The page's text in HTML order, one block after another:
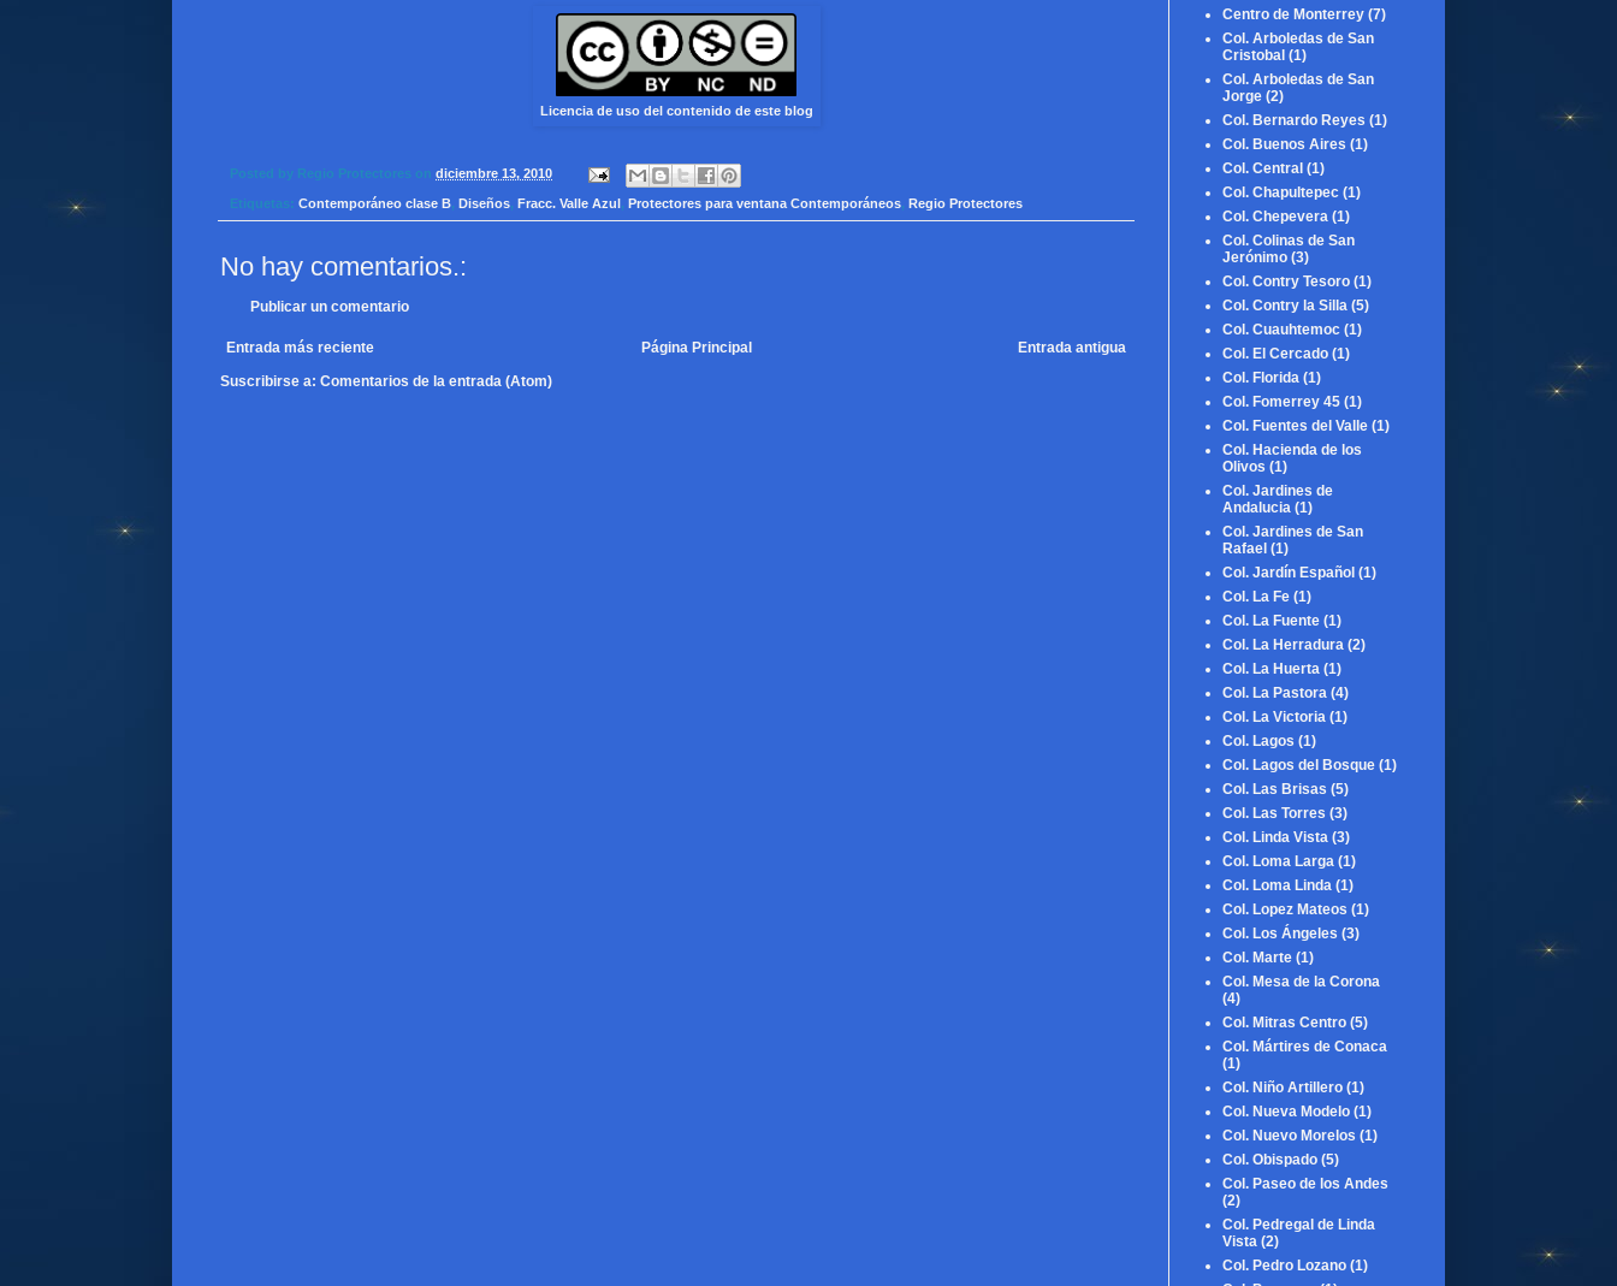
Licencia de uso del contenido de este blog
Posted by Regio Protectores on diciembre 13, 2010
Etiquetas: Contemporáneo clase B, Diseños, Fracc. Valle Azul, Protectores para ventana Contemporáneos, Regio Protectores
No hay comentarios.:
Publicar un comentario
Entrada más reciente Entrada antigua
Página Principal
Suscribirse a: Comentarios de la entrada (Atom)
Centro de Monterrey (7)
Col. Arboledas de San
Cristobal (1)
Col. Arboledas de San
Jorge (2)
Col. Bernardo Reyes (1)
Col. Buenos Aires (1)
Col. Central (1)
Col. Chapultepec (1)
Col. Chepevera (1)
Col. Colinas de San
Jerónimo (3)
Col. Contry Tesoro (1)
Col. Contry la Silla (5)
Col. Cuauhtemoc (1)
Col. El Cercado (1)
Col. Florida (1)
Col. Fomerrey 45 (1)
Col. Fuentes del Valle (1)
Col. Hacienda de los
Olivos (1)
Col. Jardines de
Andalucia (1)
Col. Jardines de San
Rafael (1)
Col. Jardín Español (1)
Col. La Fe (1)
Col. La Fuente (1)
Col. La Herradura (2)
Col. La Huerta (1)
Col. La Pastora (4)
Col. La Victoria (1)
Col. Lagos (1)
Col. Lagos del Bosque (1)
Col. Las Brisas (5)
Col. Las Torres (3)
Col. Linda Vista (3)
Col. Loma Larga (1)
Col. Loma Linda (1)
Col. Lopez Mateos (1)
Col. Los Ángeles (3)
Col. Marte (1)
Col. Mesa de la Corona
(4)
Col. Mitras Centro (5)
Col. Mártires de Conaca
(1)
Col. Niño Artillero (1)
Col. Nueva Modelo (1)
Col. Nuevo Morelos (1)
Col. Obispado (5)
Col. Paseo de los Andes
(2)
Col. Pedregal de Linda
Vista (2)
Col. Pedro Lozano (1)